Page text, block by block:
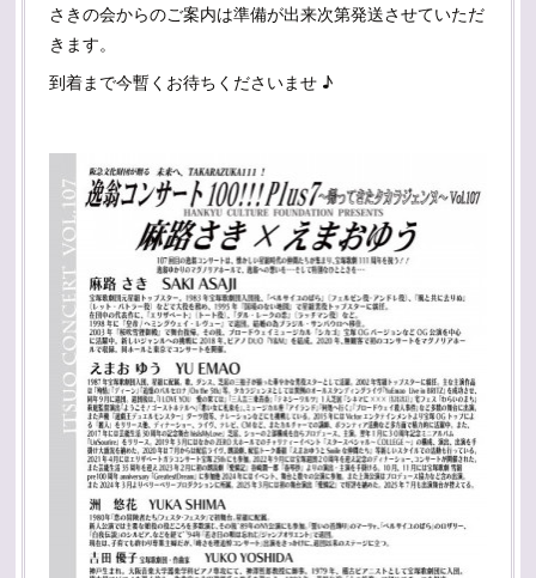
さきの会からのご案内は準備が出来次第発送させていただ
きます。
到着まで今暫くお待ちくださいませ ♪